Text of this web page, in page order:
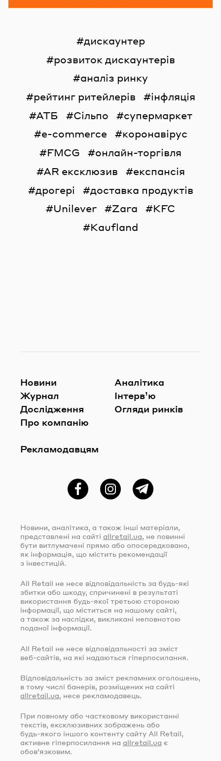
дискаунтер
розвиток дискаунтерів
аналіз ринку
рейтинг ритейлерів
інфляція
АТБ
Сільпо
супермаркет
e-commerce
коронавірус
FMCG
онлайн-торгівля
AR ексклюзив
експансія
дрогері
доставка продуктів
Unilever
Zara
KFC
Kaufland
Новини
Журнал
Дослідження
Про компанію
Рекламодавцям
Аналітика
Інтерв’ю
Огляди ринків
ФейсбукInstagramTelegram
Новини, аналітика, а також інші матеріали,
представлені на сайті allretail.ua, не повинні
бути витлумачені прямо або опосередковано,
як інформація, що містить рекомендації
з інвестицій.
All Retail не несе відповідальність за будь-які
збитки або шкоду, спричинені в результаті
використання будь-якої третьою стороною
інформації, що міститься на нашому сайті,
а також за наслідки, викликані неповнотою
поданої інформації.
All Retail не несе відповідальності за зміст
веб-сайтів , на які надаються гіперпосилання.
Відповідальність за зміст рекламних оголошень,
в тому числі банерів, розміщених на сайті
allretail.ua, несе рекламодавець.
При повному або частковому використанні
текстів, ексклюзивних зображень або
будь-якого іншого контенту сайту All Retail,
активне гіперпосилання на allretail.ua є
обов’язковим.